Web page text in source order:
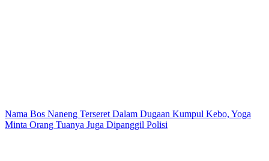
Nama Bos Naneng Terseret Dalam Dugaan Kumpul Kebo, Yoga
Minta Orang Tuanya Juga Dipanggil Polisi